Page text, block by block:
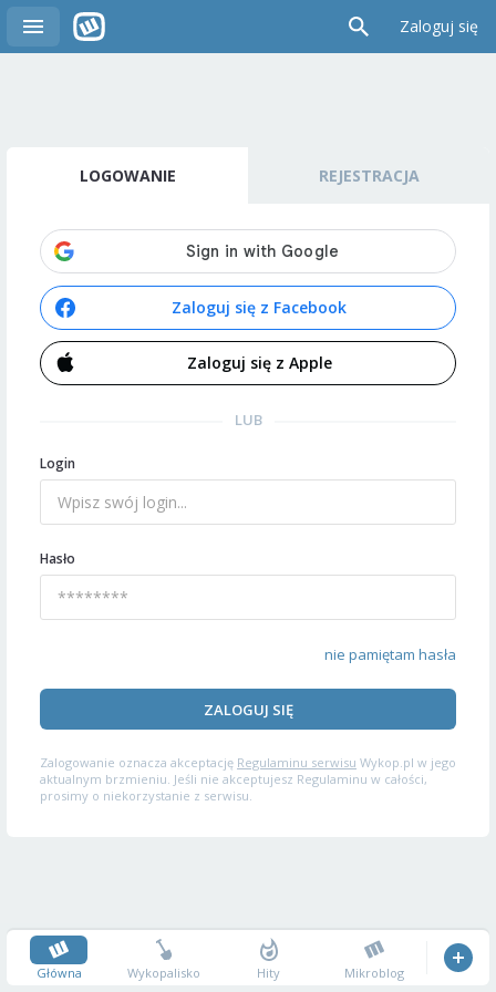
Zaloguj się
LOGOWANIE REJESTRACJA
Zaloguj się z Facebook
Zaloguj się z Apple
LUB
Login
Hasło
nie pamiętam hasła
ZALOGUJ SIĘ
Zalogowanie oznacza akceptację Regulaminu serwisu Wykop.pl w jego
aktualnym brzmieniu. Jeśli nie akceptujesz Regulaminu w całości,
prosimy o niekorzystanie z serwisu.
Główna Wykopalisko Hity Mikroblog